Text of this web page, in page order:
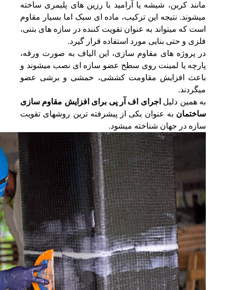
مانند کربن، شیشه یا آرامید با رزین‌ های پلیمری ساخته
میشوند. نتیجه این ترکیب، ماده‌ ای سبک اما بسیار مقاوم
است که میتواند به عنوان تقویت‌ کننده در سازه‌ های بتنی،
فلزی و حتی بنایی مورد استفاده قرار گیرد.
در پروژه‌ های مقاوم‌ سازی، این الیاف به صورت ورقه،
پارچه یا لمینت روی سطح عضو سازه‌ ای نصب میشوند و
باعث افزایش مقاومت کششی، خمشی و برشی عضو
میگردند.
به همین دلیل اجرای اف آر پی برای افزایش مقاوم سازی
ساختمان به عنوان یکی از پیشرفته‌ ترین روشهای تقویت
سازه در جهان شناخته میشود.